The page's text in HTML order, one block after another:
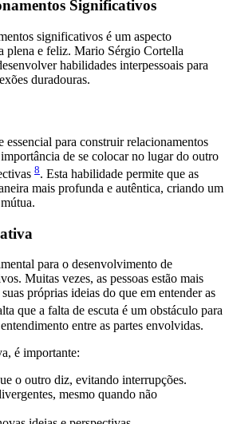
Significativos
significativos é um aspecto
plena e feliz. Mario Sérgio Cortella
habilidades interpessoais para
duradouras.
essencial para construir relacionamentos
de se colocar no lugar do outro
8. Esta habilidade permite que as
mais profunda e autêntica, criando um
para o desenvolvimento de
Muitas vezes, as pessoas estão mais
próprias ideias do que em entender as
que a falta de escuta é um obstáculo para
entre as partes envolvidas.
é importante:
o outro diz, evitando interrupções.
mesmo quando não